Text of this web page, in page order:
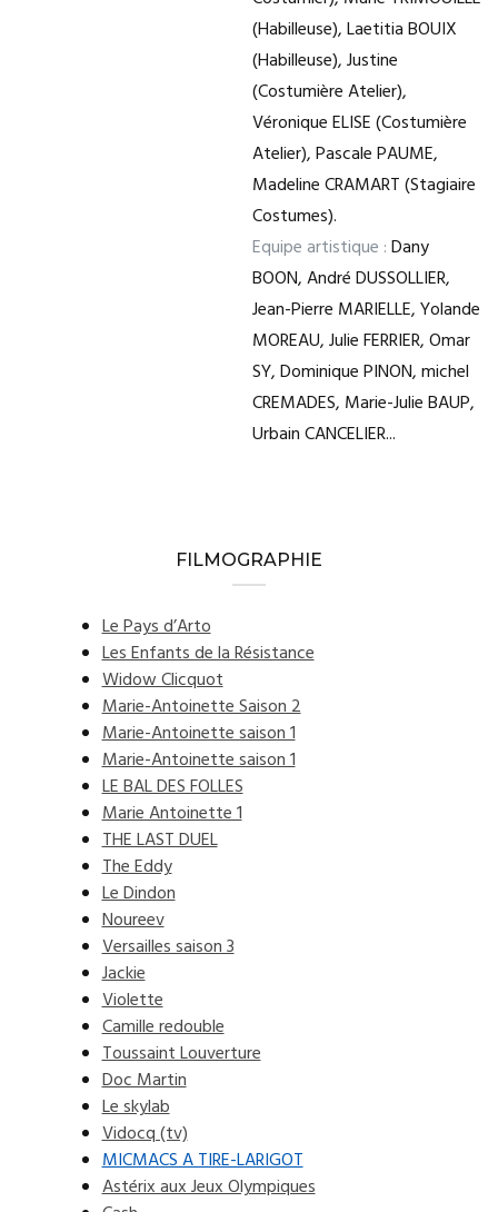
(Habilleuse), Laetitia BOUIX
(Habilleuse), Justine
(Costumière Atelier),
Véronique ELISE (Costumière
Atelier), Pascale PAUME,
Madeline CRAMART (Stagiaire
Costumes).
Equipe artistique :Dany
BOON, André DUSSOLLIER,
Jean-Pierre MARIELLE, Yolande
MOREAU, Julie FERRIER, Omar
SY, Dominique PINON, michel
CREMADES, Marie-Julie BAUP,
Urbain CANCELIER...
FILMOGRAPHIE
Le Pays d’Arto
Les Enfants de la Résistance
Widow Clicquot
Marie-Antoinette Saison 2
Marie-Antoinette saison 1
Marie-Antoinette saison 1
LE BAL DES FOLLES
Marie Antoinette 1
THE LAST DUEL
The Eddy
Le Dindon
Noureev
Versailles saison 3
Jackie
Violette
Camille redouble
Toussaint Louverture
Doc Martin
Le skylab
Vidocq (tv)
MICMACS A TIRE-LARIGOT
Astérix aux Jeux Olympiques